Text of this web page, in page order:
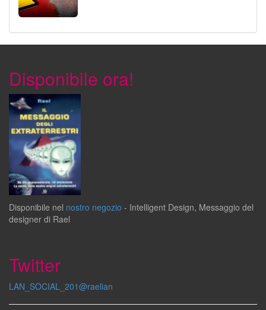
Disponibile ora!
Disponibile nel nostro negozio - Intelligent Design, Messaggio del
designer di Rael
Twitter
LAN_SOCIAL_201@raelian